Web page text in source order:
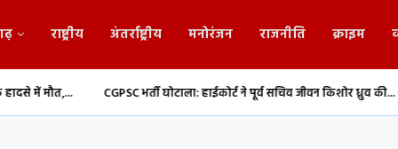
राष्ट्रीय अंतर्राष्ट्रीय मनोरंजन राजनीति क्राइम
CGPSC भर्ती घोटाला: हाईकोर्ट ने पूर्व सचिव जीवन किशोर ध्रुव की... संसद